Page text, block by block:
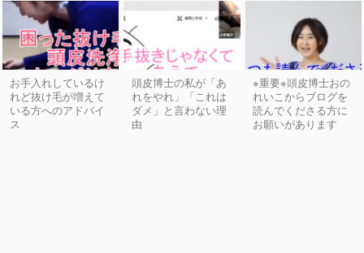
お手入れしているけ
れど抜け毛が増えて
いる方へのアドバイ
ス
頭皮博士の私が「あ
れをやれ」「これは
ダメ」と言わない理
由
※重要※頭皮博士おの
れいこからブログを
読んでくださる方に
お願いがあります